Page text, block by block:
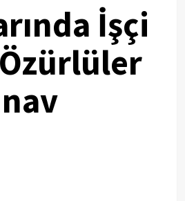
İşçi